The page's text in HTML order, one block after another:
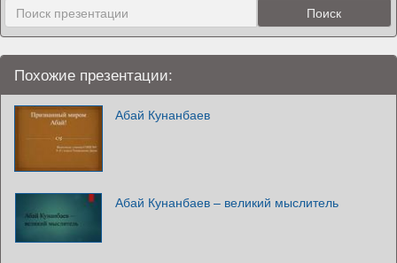
Похожие презентации:
Абай Кунанбаев
Абай Кунанбаев – великий мыслитель